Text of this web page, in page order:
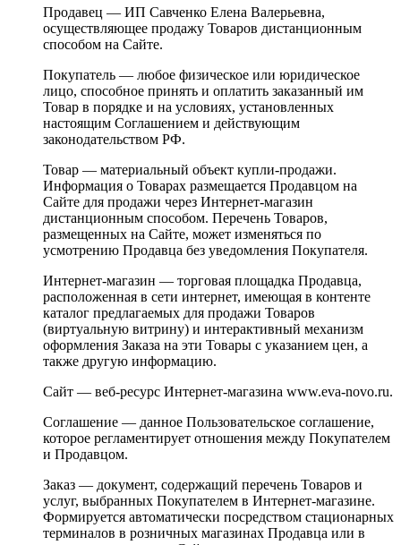
Продавец — ИП Савченко Елена Валерьевна,
осуществляющее продажу Товаров дистанционным
способом на Сайте.
Покупатель — любое физическое или юридическое
лицо, способное принять и оплатить заказанный им
Товар в порядке и на условиях, установленных
настоящим Соглашением и действующим
законодательством РФ.
Товар — материальный объект купли-продажи.
Информация о Товарах размещается Продавцом на
Сайте для продажи через Интернет-магазин
дистанционным способом. Перечень Товаров,
размещенных на Сайте, может изменяться по
усмотрению Продавца без уведомления Покупателя.
Интернет-магазин — торговая площадка Продавца,
расположенная в сети интернет, имеющая в контенте
каталог предлагаемых для продажи Товаров
(виртуальную витрину) и интерактивный механизм
оформления Заказа на эти Товары с указанием цен, а
также другую информацию.
Сайт — веб-ресурс Интернет-магазина www.eva-novo.ru.
Соглашение — данное Пользовательское соглашение,
которое регламентирует отношения между Покупателем
и Продавцом.
Заказ — документ, содержащий перечень Товаров и
услуг, выбранных Покупателем в Интернет-магазине.
Формируется автоматически посредством стационарных
терминалов в розничных магазинах Продавца или в